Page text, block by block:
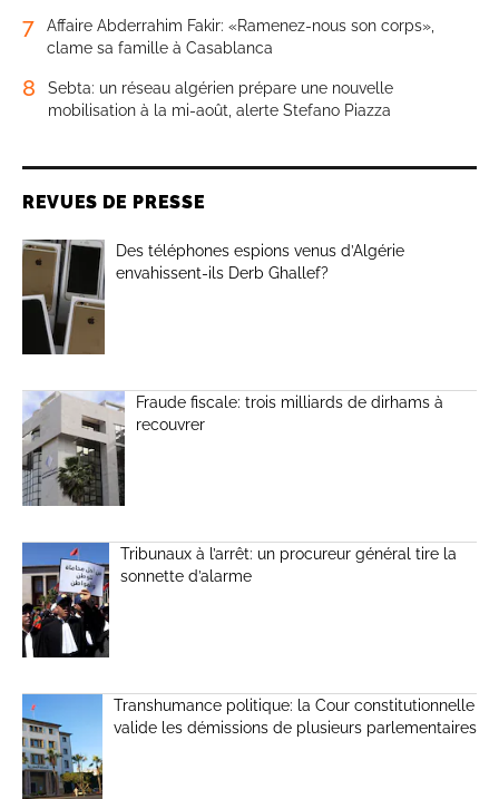
7
Affaire Abderrahim Fakir: «Ramenez-nous son corps»,
clame sa famille à Casablanca
8
Sebta: un réseau algérien prépare une nouvelle
mobilisation à la mi-août, alerte Stefano Piazza
REVUES DE PRESSE
Des téléphones espions venus d’Algérie
envahissent-ils Derb Ghallef?
Fraude fiscale: trois milliards de dirhams à
recouvrer
Tribunaux à l’arrêt: un procureur général tire la
sonnette d’alarme
Transhumance politique: la Cour constitutionnelle
valide les démissions de plusieurs parlementaires